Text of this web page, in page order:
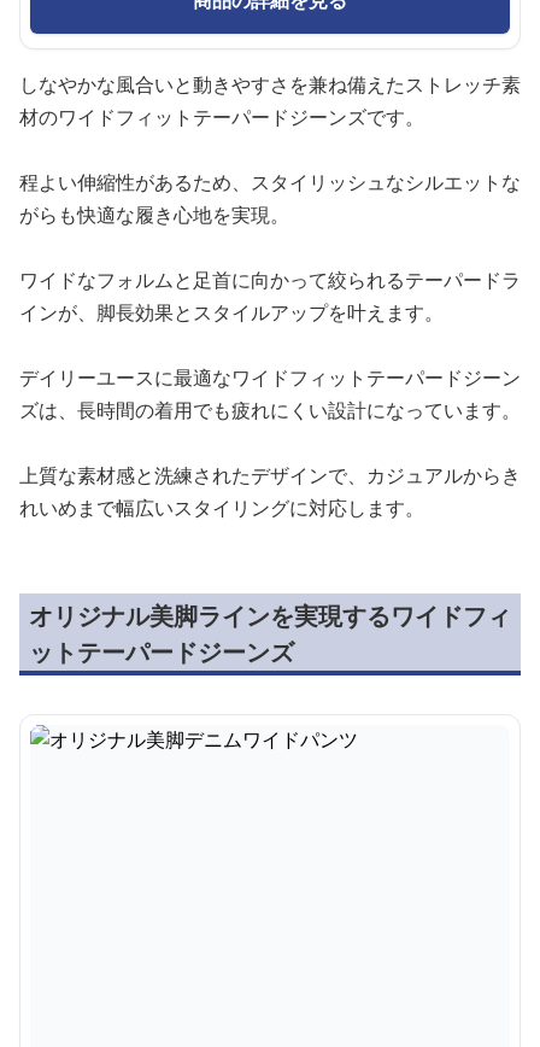
しなやかな風合いと動きやすさを兼ね備えたストレッチ素
材のワイドフィットテーパードジーンズです。
程よい伸縮性があるため、スタイリッシュなシルエットな
がらも快適な履き心地を実現。
ワイドなフォルムと足首に向かって絞られるテーパードラ
インが、脚長効果とスタイルアップを叶えます。
デイリーユースに最適なワイドフィットテーパードジーン
ズは、長時間の着用でも疲れにくい設計になっています。
上質な素材感と洗練されたデザインで、カジュアルからき
れいめまで幅広いスタイリングに対応します。
オリジナル美脚ラインを実現するワイドフィ
ットテーパードジーンズ